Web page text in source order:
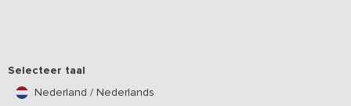
Selecteer taal
Nederland / Nederlands